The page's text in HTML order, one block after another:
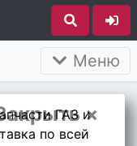
Меню
×
ГАЗ и
по всей